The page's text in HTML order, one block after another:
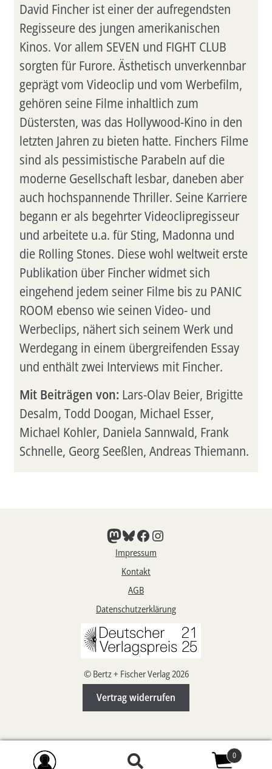
David Fincher ist einer der aufregendsten
Regisseure des jungen amerikanischen
Kinos. Vor allem SEVEN und FIGHT CLUB
sorgten für Furore. Ästhetisch unverkennbar
geprägt vom Videoclip und vom Werbefilm,
gehören seine Filme inhaltlich zum
Düstersten, was das Hollywood-Kino in den
letzten Jahren zu bieten hatte. Finchers Filme
sind als pessimistische Parabeln auf die
moderne Gesellschaft lesbar, daneben aber
auch hochspannende Thriller. Seine Karriere
begann er als begehrter Videoclipregisseur
und arbeitete u.a. für Sting, Madonna und
die Rolling Stones. Diese wohl weltweit erste
Publikation über Fincher widmet sich
eingehend jedem seiner Filme bis zu PANIC
ROOM ebenso wie seinen Video- und
Werbeclips, nähert sich seinem Werk und
Werdegang in einem übergreifenden Essay
und enthält zwei Interviews mit Fincher.
Mit Beiträgen von: Lars-Olav Beier, Brigitte
Desalm, Todd Doogan, Michael Esser,
Michael Kohler, Daniela Sannwald, Frank
Schnelle, Georg Seeßlen, Andreas Thiemann.
Mastodon
Bluesky
Facebook
Instagram
Impressum
Kontakt
AGB
Datenschutzerklärung
© Bertz + Fischer Verlag 2026
Vertrag widerrufen
0